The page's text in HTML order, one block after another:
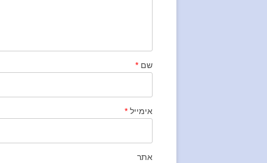
שם *
אימייל *
אתר